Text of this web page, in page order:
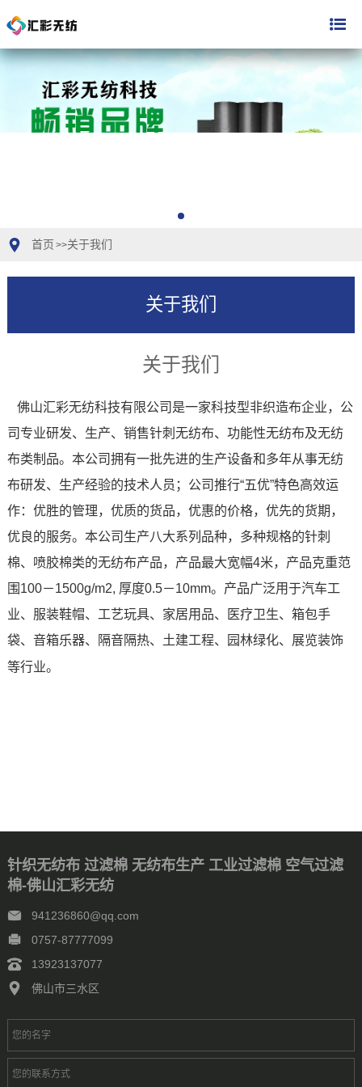
首页 >>关于我们
关于我们
关于我们
佛山汇彩无纺科技有限公司是一家科技型非织造布企业，公
司专业研发、生产、销售针刺无纺布、功能性无纺布及无纺
布类制品。本公司拥有一批先进的生产设备和多年从事无纺
布研发、生产经验的技术人员；公司推行“五优”特色高效运
作：优胜的管理，优质的货品，优惠的价格，优先的货期，
优良的服务。本公司生产八大系列品种，多种规格的针刺
棉、喷胶棉类的无纺布产品，产品最大宽幅4米，产品克重范
围100－1500g/m2, 厚度0.5－10mm。产品广泛用于汽车工
业、服装鞋帽、工艺玩具、家居用品、医疗卫生、箱包手
袋、音箱乐器、隔音隔热、土建工程、园林绿化、展览装饰
等行业。
针织无纺布 过滤棉 无纺布生产 工业过滤棉 空气过滤
棉-佛山汇彩无纺
941236860@qq.com
0757-87777099
13923137077
佛山市三水区